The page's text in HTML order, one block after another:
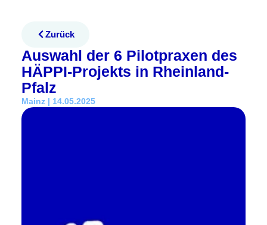
Zurück
Auswahl der 6 Pilotpraxen des
HÄPPI-Projekts in Rheinland-
Pfalz
Mainz | 14.05.2025